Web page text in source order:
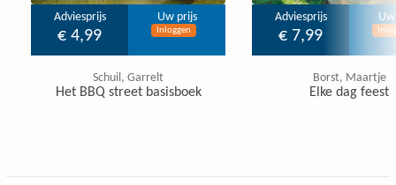
Adviesprijs
€ 4,99
Uw prijs
Inloggen
Schuil, Garrelt
Het BBQ street basisboek
Adviesprijs
€ 7,99
Borst, Maartje
Elke dag feest